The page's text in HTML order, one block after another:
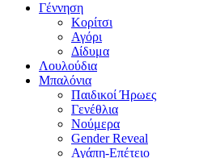
Γέννηση
Κορίτσι
Αγόρι
Δίδυμα
Λουλούδια
Μπαλόνια
Παιδικοί Ήρωες
Γενέθλια
Νούμερα
Gender Reveal
Αγάπη-Επέτειο